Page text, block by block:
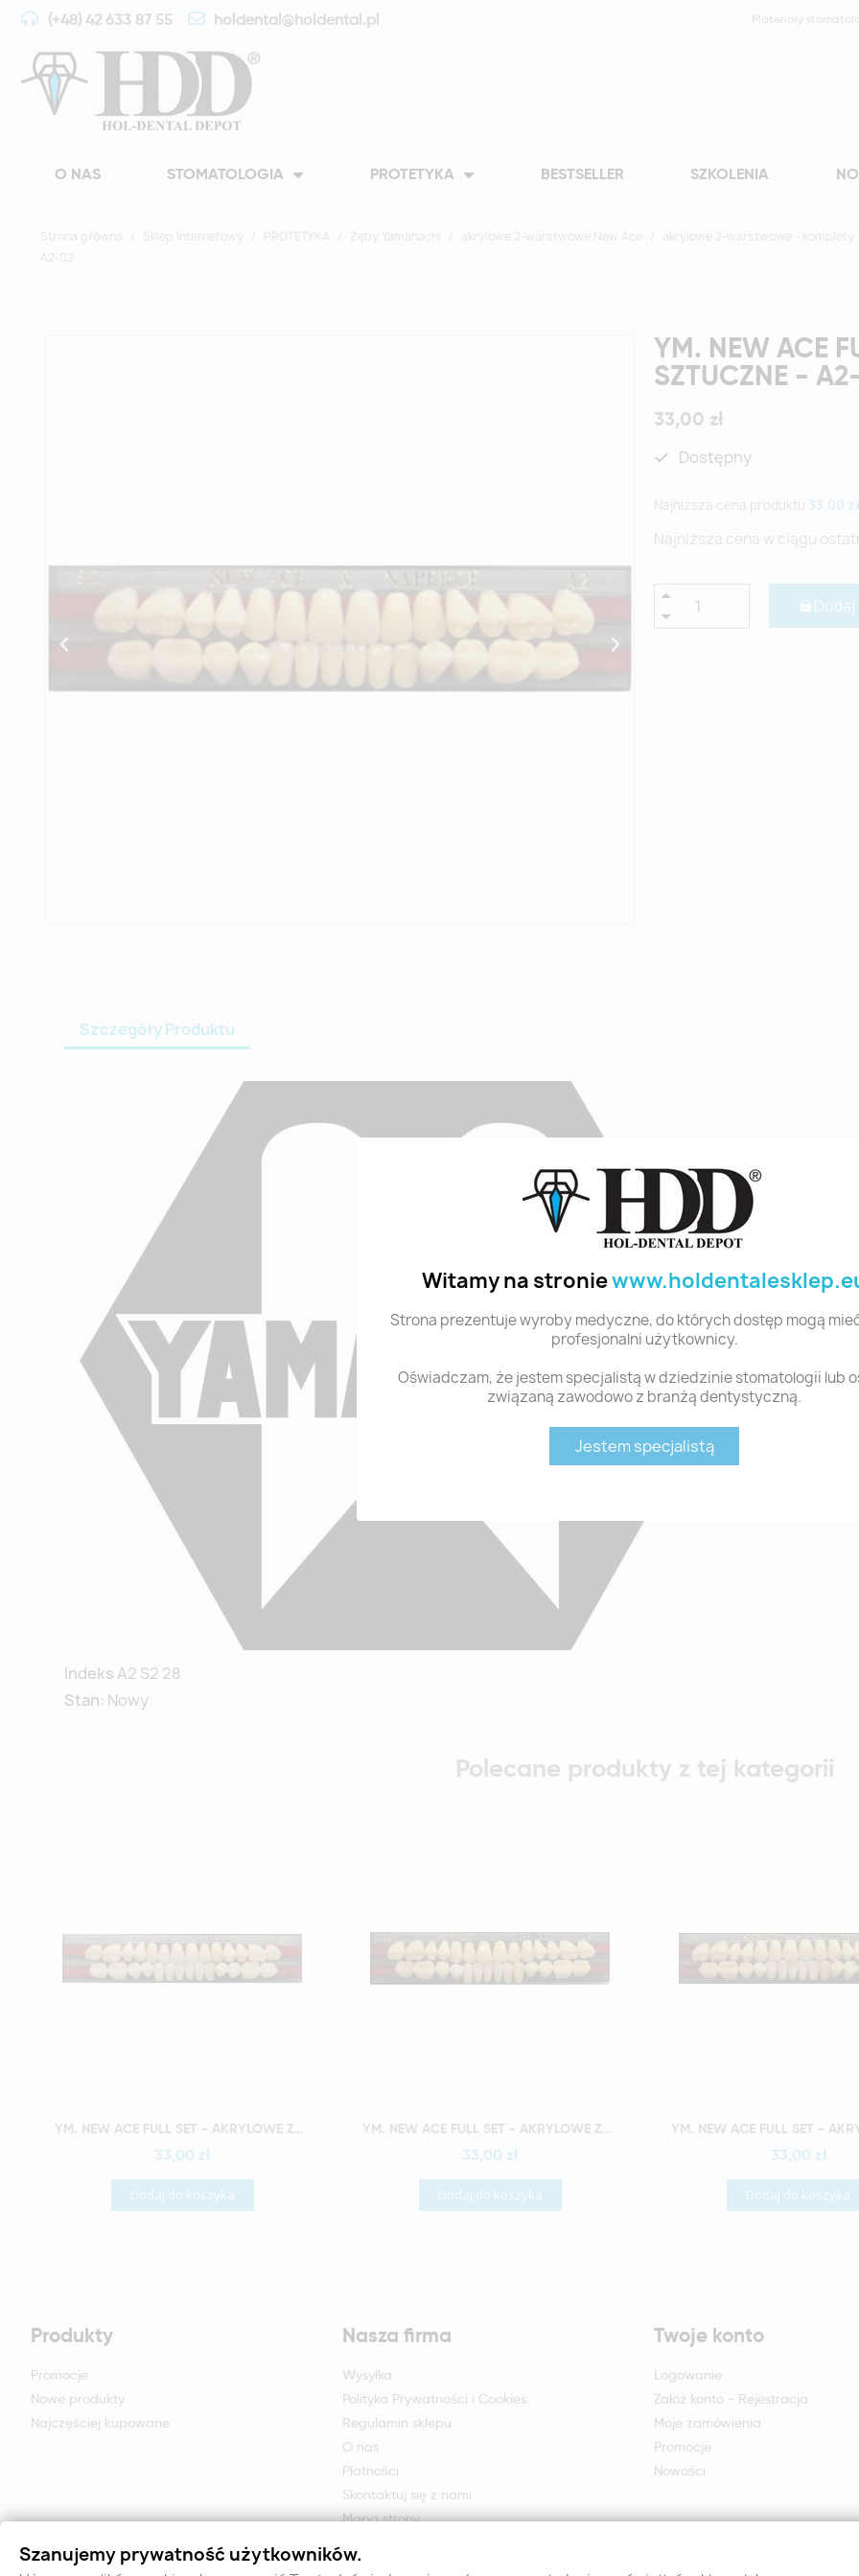
Witamy na stronie
Strona prezentuje wyroby medyczne, do których dostęp mogą
profesjonalni użytkownicy.
Oświadczam, że jestem specjalistą w dziedzinie stomatologii lub
związaną zawodowo z branżą dentystyczną.
Jestem specjalistą
(+48) 42 633 87 55 holdental@holdental.pl Materiały
O NAS STOMATOLOGIA PROTETYKA BESTSELLER SZKOLENIA
Strona główna Sklep Internetowy PROTETYKA Zęby Yamahachi akrylowe 2-warstwowe New Ace
akrylowe 2-warstwowe - komplety
A2-S2
YM. NEW ACE
SZTUCZNE -
33,00 zł
Dostępny
Najniższa cena produktu 33,00 zł
Najniższa cena w ciągu
Szczegóły Produktu
Indeks A2 S2 28
Stan: Nowy
Polecane produkty z tej kategorii
Szybki podgląd YM. NEW ACE FULL SET - AKRYLOWE ZĘBY SZTUCZNE - A2-O2
33,00 zł
Dodaj do koszyka
Szybki podgląd YM. NEW ACE FULL SET - AKRYLOWE ZĘBY SZTUCZNE - A2-O3
33,00 zł
Dodaj do koszyka
Szybki podgląd
33,00 zł
Dodaj do koszyka
Produkty
Promocje
Nowe produkty
Najczęściej kupowane
Nasza firma
Wysyłka
Polityka Prywatności i Cookies
Regulamin sklepu
O nas
Płatności
Skontaktuj się z nami
Mapa strony
Twoje konto
Logowanie
Załóż konto - Rejestracja
Moje zamówienia
Promocje
Nowości
Szanujemy prywatność użytkowników.